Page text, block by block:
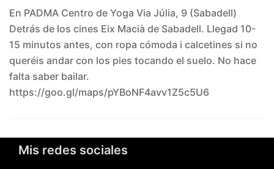
En PADMA Centro de Yoga Via Júlia, 9 (Sabadell)
Detrás de los cines Eix Macià de Sabadell. Llegad 10-
15 minutos antes, con ropa cómoda i calcetines si no
queréis andar con los pies tocando el suelo. No hace
falta saber bailar.
https://goo.gl/maps/pYBoNF4avv1Z5c5U6
Mis redes sociales